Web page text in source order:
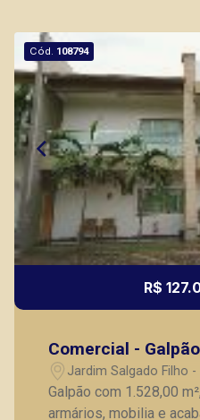
Cód. 108794
R$
Jardim Salgado Filho
Galpão com 1.528,00
armários, mobilia e